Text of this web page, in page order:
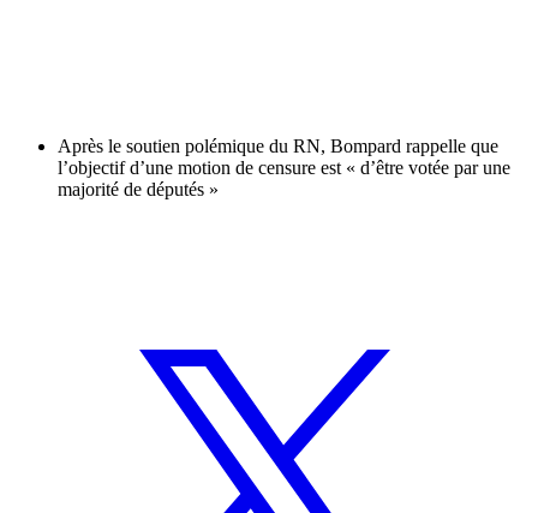
Après le soutien polémique du RN, Bompard rappelle que
l’objectif d’une motion de censure est « d’être votée par une
majorité de députés »